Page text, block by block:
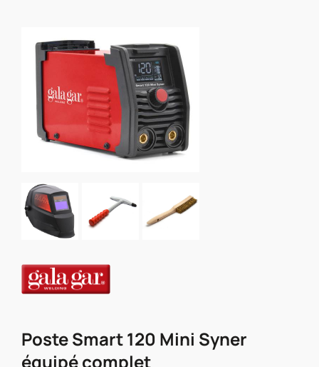
Poste Smart 120 Mini Syner
équipé complet